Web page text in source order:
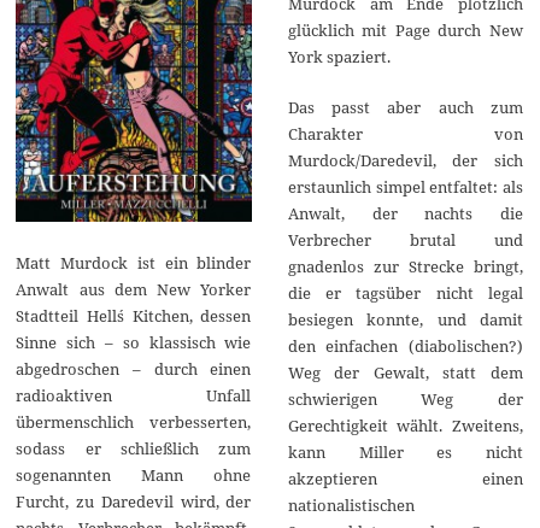
Matt Murdock ist ein blinder
Anwalt aus dem New Yorker
Stadtteil Hell´s Kitchen, dessen
Sinne sich – so klassisch wie
abgedroschen – durch einen
radioaktiven Unfall
übermenschlich verbesserten,
sodass er schließlich zum
sogenannten Mann ohne
Furcht, zu Daredevil wird, der
glücklich mit Page durch New
York spaziert.
Das passt aber auch zum
Charakter von
Murdock/Daredevil, der sich
erstaunlich simpel entfaltet: als
Anwalt, der nachts die
Verbrecher brutal und
gnadenlos zur Strecke bringt,
die er tagsüber nicht legal
besiegen konnte, und damit
den einfachen (diabolischen?)
Weg der Gewalt, statt dem
schwierigen Weg der
Gerechtigkeit wählt. Zweitens,
kann Miller es nicht
akzeptieren einen
nationalistischen